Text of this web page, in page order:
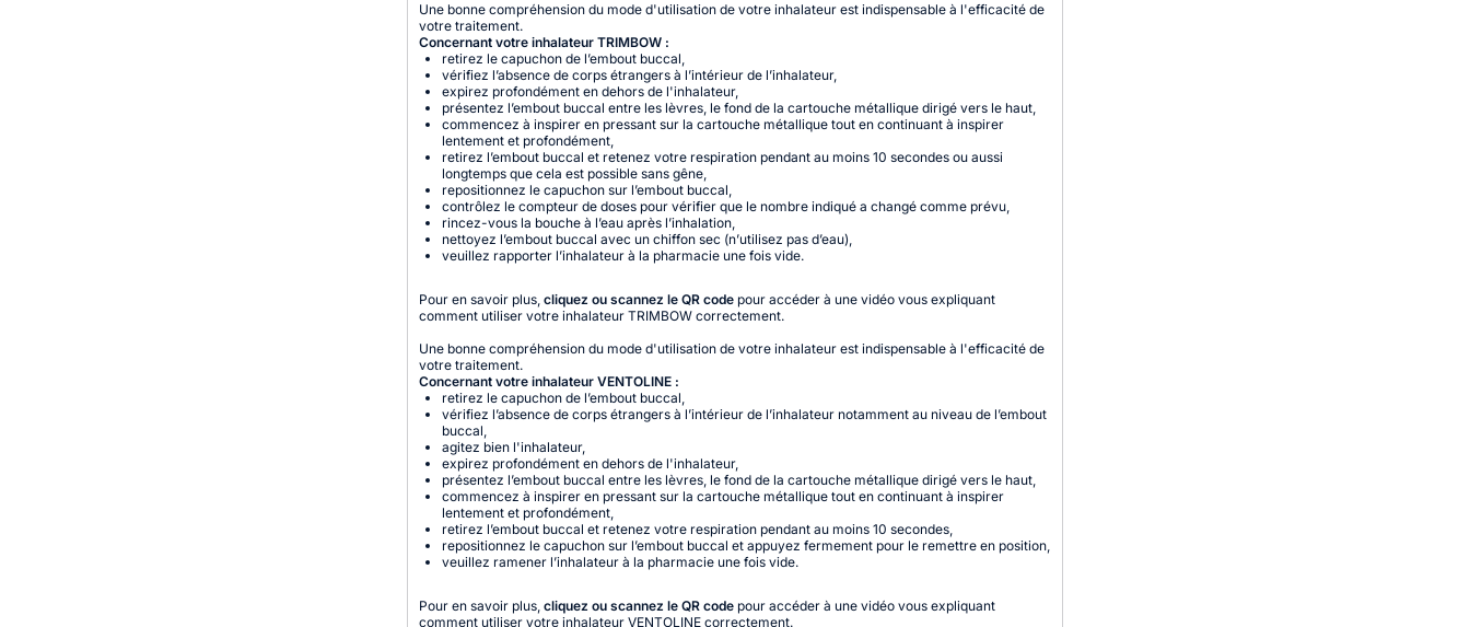
Une bonne compréhension du mode d'utilisation de votre inhalateur est indispensable à l'efficacité de
votre traitement.
Concernant votre inhalateur TRIMBOW :
retirez le capuchon de l’embout buccal,
vérifiez l’absence de corps étrangers à l’intérieur de l’inhalateur,
expirez profondément en dehors de l'inhalateur,
présentez l’embout buccal entre les lèvres, le fond de la cartouche métallique dirigé vers le haut,
commencez à inspirer en pressant sur la cartouche métallique tout en continuant à inspirer
lentement et profondément,
retirez l’embout buccal et retenez votre respiration pendant au moins 10 secondes ou aussi
longtemps que cela est possible sans gêne,
repositionnez le capuchon sur l’embout buccal,
contrôlez le compteur de doses pour vérifier que le nombre indiqué a changé comme prévu,
rincez-vous la bouche à l’eau après l’inhalation,
nettoyez l’embout buccal avec un chiffon sec (n’utilisez pas d’eau),
veuillez rapporter l’inhalateur à la pharmacie une fois vide.
Pour en savoir plus, cliquez ou scannez le QR codepour accéder à une vidéo vous expliquant
comment utiliser votre inhalateur TRIMBOW correctement.
Une bonne compréhension du mode d'utilisation de votre inhalateur est indispensable à l'efficacité de
votre traitement.
Concernant votre inhalateur VENTOLINE :
retirez le capuchon de l’embout buccal,
vérifiez l’absence de corps étrangers à l’intérieur de l’inhalateur notamment au niveau de l’embout
buccal,
agitez bien l'inhalateur,
expirez profondément en dehors de l'inhalateur,
présentez l’embout buccal entre les lèvres, le fond de la cartouche métallique dirigé vers le haut,
commencez à inspirer en pressant sur la cartouche métallique tout en continuant à inspirer
lentement et profondément,
retirez l’embout buccal et retenez votre respiration pendant au moins 10 secondes,
repositionnez le capuchon sur l’embout buccal et appuyez fermement pour le remettre en position,
veuillez ramener l’inhalateur à la pharmacie une fois vide.
Pour en savoir plus, cliquez ou scannez le QR codepour accéder à une vidéo vous expliquant
comment utiliser votre inhalateur VENTOLINE correctement.